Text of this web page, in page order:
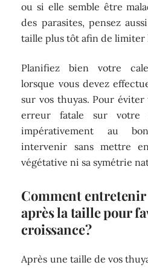
ou si elle semble être
des parasites, pensez
taille plus tôt afin de limiter
Planifiez bien votre
lorsque vous devez
sur vos thuyas. Pour
erreur fatale sur votre
impérativement au
intervenir sans mettre
végétative ni sa symétrie
Comment entretenir
après la taille pour
croissance ?
Après une taille de vos